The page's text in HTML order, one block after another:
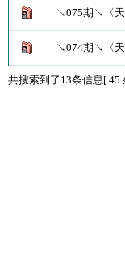
↘075期↘〈天
↘074期↘〈天
共搜索到了13条信息[ 45